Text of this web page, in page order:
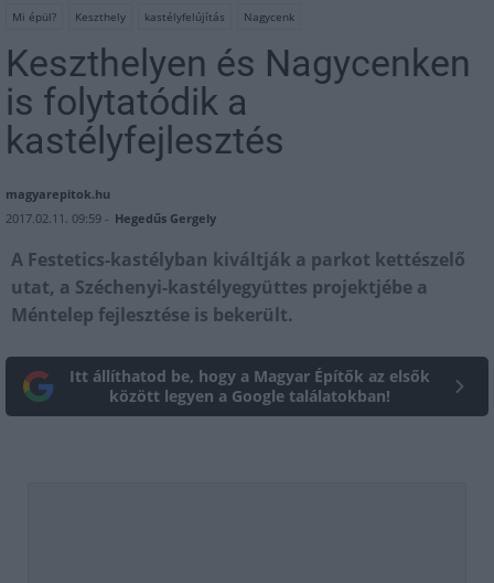
Mi épül? Keszthely kastélyfelújítás Nagycenk
Keszthelyen és Nagycenken
is folytatódik a
kastélyfejlesztés
magyarepitok.hu
2017.02.11. 09:59 - Hegedűs Gergely
A Festetics-kastélyban kiváltják a parkot kettészelő
utat, a Széchenyi-kastélyegyüttes projektjébe a
Méntelep fejlesztése is bekerült.
Itt állíthatod be, hogy a Magyar Építők az elsők
között legyen a Google találatokban!